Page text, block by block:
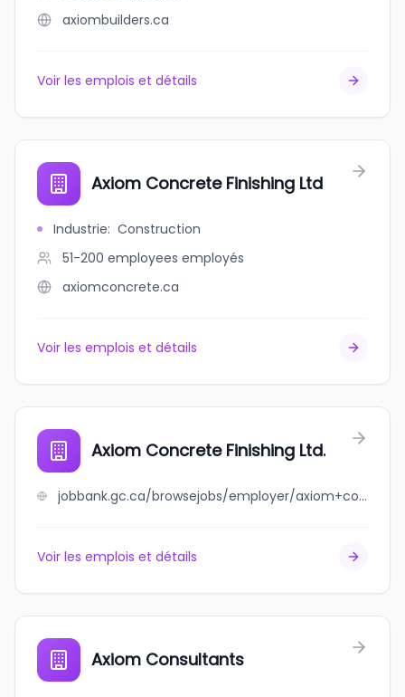
axiombuilders.ca
Voir les emplois et détails
Axiom Concrete Finishing Ltd
Industrie: Construction
51-200 employees employés
axiomconcrete.ca
Voir les emplois et détails
Axiom Concrete Finishing Ltd.
jobbank.gc.ca/browsejobs/employer/axiom+concrete+finishing+ltd./ca
Voir les emplois et détails
Axiom Consultants